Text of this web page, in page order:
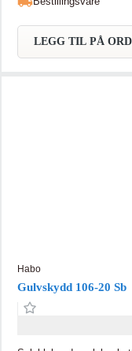
LEGG TIL PÅ
Habo
Gulvskydd 106-20 Sb